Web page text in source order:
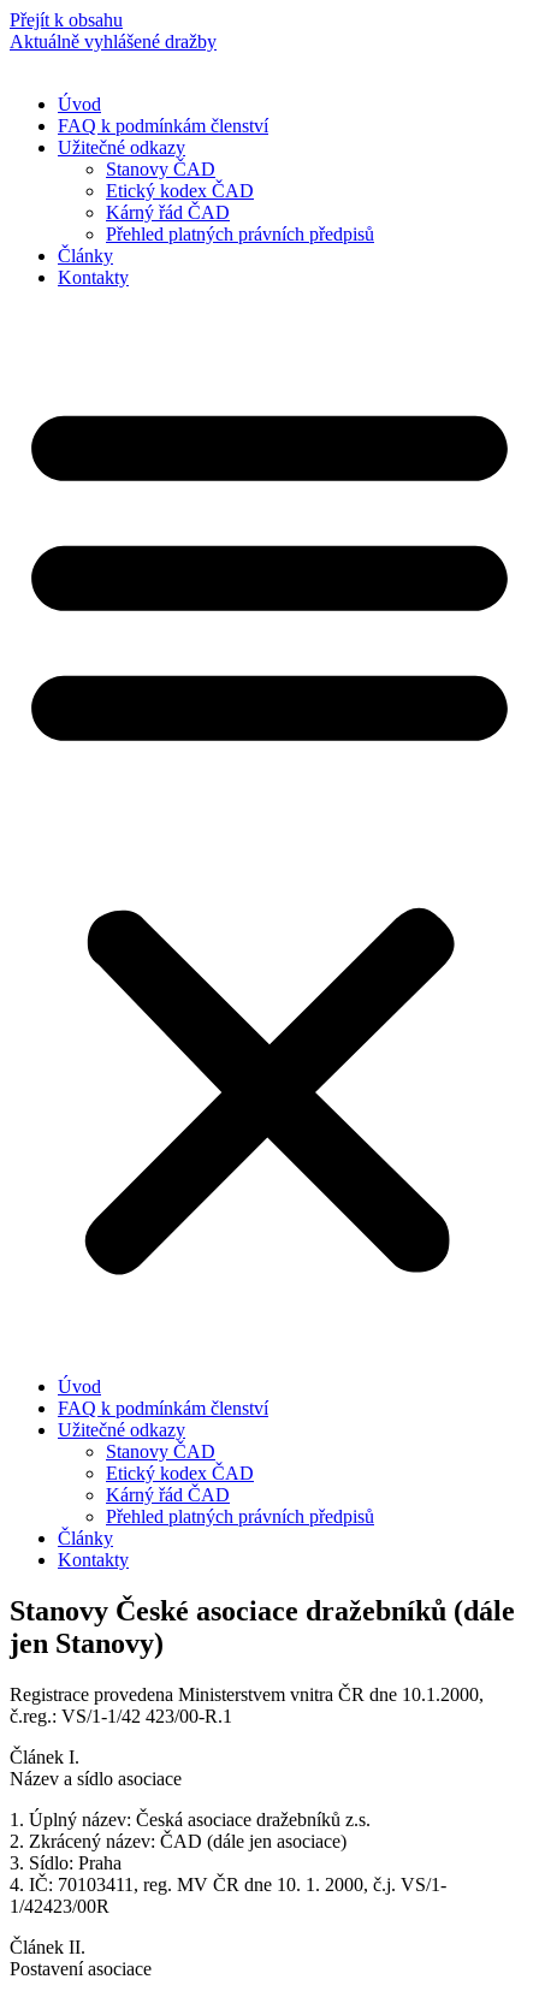
Přejít k obsahu
Aktuálně vyhlášené dražby
Úvod
FAQ k podmínkám členství
Užitečné odkazy
Stanovy ČAD
Etický kodex ČAD
Kárný řád ČAD
Přehled platných právních předpisů
Články
Kontakty
Úvod
FAQ k podmínkám členství
Užitečné odkazy
Stanovy ČAD
Etický kodex ČAD
Kárný řád ČAD
Přehled platných právních předpisů
Články
Kontakty
Stanovy České asociace dražebníků (dále
jen Stanovy)
Registrace provedena Ministerstvem vnitra ČR dne 10.1.2000,
č.reg.: VS/1-1/42 423/00-R.1
Článek I.
Název a sídlo asociace
1. Úplný název: Česká asociace dražebníků z.s.
2. Zkrácený název: ČAD (dále jen asociace)
3. Sídlo: Praha
4. IČ: 70103411, reg. MV ČR dne 10. 1. 2000, č.j. VS/1-
1/42423/00R
Článek II.
Postavení asociace